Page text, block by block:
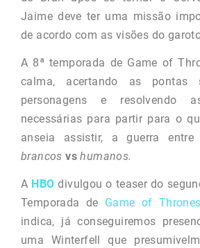
Jaime deve ter uma missão
de acordo com as visões do
A 8ª temporada de Game of
calma, acertando as pontas
personagens e resolvendo
necessárias para partir para o
anseia assistir, a guerra
brancos vs humanos.
A HBO divulgou o teaser do
Temporada de Game of Thrones
indica, já conseguiremos
uma Winterfell que